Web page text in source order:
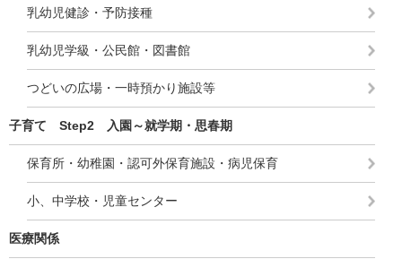
乳幼児健診・予防接種
乳幼児学級・公民館・図書館
つどいの広場・一時預かり施設等
子育て Step2 入園～就学期・思春期
保育所・幼稚園・認可外保育施設・病児保育
小、中学校・児童センター
医療関係